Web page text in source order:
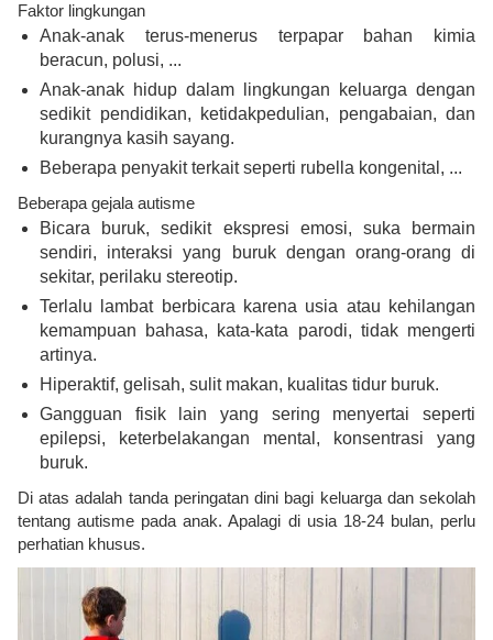
Faktor lingkungan
Anak-anak terus-menerus terpapar bahan kimia
beracun, polusi, ...
Anak-anak hidup dalam lingkungan keluarga dengan
sedikit pendidikan, ketidakpedulian, pengabaian, dan
kurangnya kasih sayang.
Beberapa penyakit terkait seperti rubella kongenital, ...
Beberapa gejala autisme
Bicara buruk, sedikit ekspresi emosi, suka bermain
sendiri, interaksi yang buruk dengan orang-orang di
sekitar, perilaku stereotip.
Terlalu lambat berbicara karena usia atau kehilangan
kemampuan bahasa, kata-kata parodi, tidak mengerti
artinya.
Hiperaktif, gelisah, sulit makan, kualitas tidur buruk.
Gangguan fisik lain yang sering menyertai seperti
epilepsi, keterbelakangan mental, konsentrasi yang
buruk.
Di atas adalah tanda peringatan dini bagi keluarga dan sekolah
tentang autisme pada anak. Apalagi di usia 18-24 bulan, perlu
perhatian khusus.